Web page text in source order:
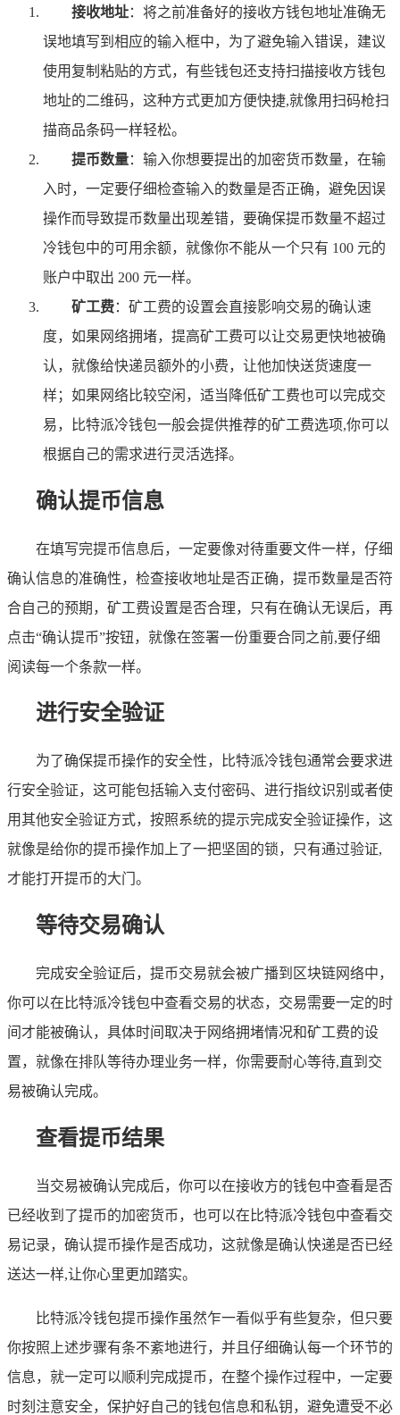
接收地址：将之前准备好的接收方钱包地址准确无
误地填写到相应的输入框中，为了避免输入错误，建议
使用复制粘贴的方式，有些钱包还支持扫描接收方钱包
地址的二维码，这种方式更加方便快捷,就像用扫码枪扫
描商品条码一样轻松。
提币数量：输入你想要提出的加密货币数量，在输
入时，一定要仔细检查输入的数量是否正确，避免因误
操作而导致提币数量出现差错，要确保提币数量不超过
冷钱包中的可用余额，就像你不能从一个只有 100 元的
账户中取出 200 元一样。
矿工费：矿工费的设置会直接影响交易的确认速
度，如果网络拥堵，提高矿工费可以让交易更快地被确
认，就像给快递员额外的小费，让他加快送货速度一
样；如果网络比较空闲，适当降低矿工费也可以完成交
易，比特派冷钱包一般会提供推荐的矿工费选项,你可以
根据自己的需求进行灵活选择。
确认提币信息
在填写完提币信息后，一定要像对待重要文件一样，仔细
确认信息的准确性，检查接收地址是否正确，提币数量是否符
合自己的预期，矿工费设置是否合理，只有在确认无误后，再
点击“确认提币”按钮，就像在签署一份重要合同之前,要仔细
阅读每一个条款一样。
进行安全验证
为了确保提币操作的安全性，比特派冷钱包通常会要求进
行安全验证，这可能包括输入支付密码、进行指纹识别或者使
用其他安全验证方式，按照系统的提示完成安全验证操作，这
就像是给你的提币操作加上了一把坚固的锁，只有通过验证,
才能打开提币的大门。
等待交易确认
完成安全验证后，提币交易就会被广播到区块链网络中，
你可以在比特派冷钱包中查看交易的状态，交易需要一定的时
间才能被确认，具体时间取决于网络拥堵情况和矿工费的设
置，就像在排队等待办理业务一样，你需要耐心等待,直到交
易被确认完成。
查看提币结果
当交易被确认完成后，你可以在接收方的钱包中查看是否
已经收到了提币的加密货币，也可以在比特派冷钱包中查看交
易记录，确认提币操作是否成功，这就像是确认快递是否已经
送达一样,让你心里更加踏实。
比特派冷钱包提币操作虽然乍一看似乎有些复杂，但只要
你按照上述步骤有条不紊地进行，并且仔细确认每一个环节的
信息，就一定可以顺利完成提币，在整个操作过程中，一定要
时刻注意安全，保护好自己的钱包信息和私钥，避免遭受不必